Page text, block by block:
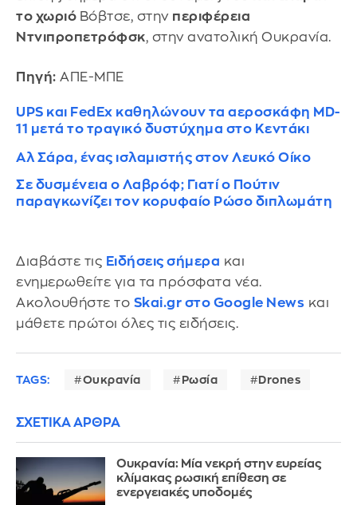
το χωριό Βόβτσε, στην περιφέρεια
Ντνιπροπετρόφσκ, στην ανατολική Ουκρανία.
Πηγή: ΑΠΕ-ΜΠΕ
UPS και FedEx καθηλώνουν τα αεροσκάφη MD-
11 μετά το τραγικό δυστύχημα στο Κεντάκι
Aλ Σάρα, ένας ισλαμιστής στον Λευκό Οίκο
Σε δυσμένεια ο Λαβρόφ; Γιατί ο Πούτιν
παραγκωνίζει τον κορυφαίο Ρώσο διπλωμάτη
Διαβάστε τις Ειδήσεις σήμερα και
ενημερωθείτε για τα πρόσφατα νέα.
Ακολουθήστε το Skai.gr στο Google News και
μάθετε πρώτοι όλες τις ειδήσεις.
TAGS: Ουκρανία Ρωσία Drones
ΣΧΕΤΙΚΑ ΑΡΘΡΑ
Ουκρανία: Μία νεκρή στην ευρείας
κλίμακας ρωσική επίθεση σε
ενεργειακές υποδομές